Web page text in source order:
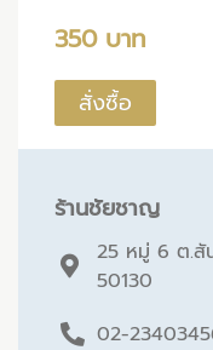
350 บาท
สั่งซื้อ
ร้านชัยชาญ
25 หมู่ 6 ต.สั
50130
02-